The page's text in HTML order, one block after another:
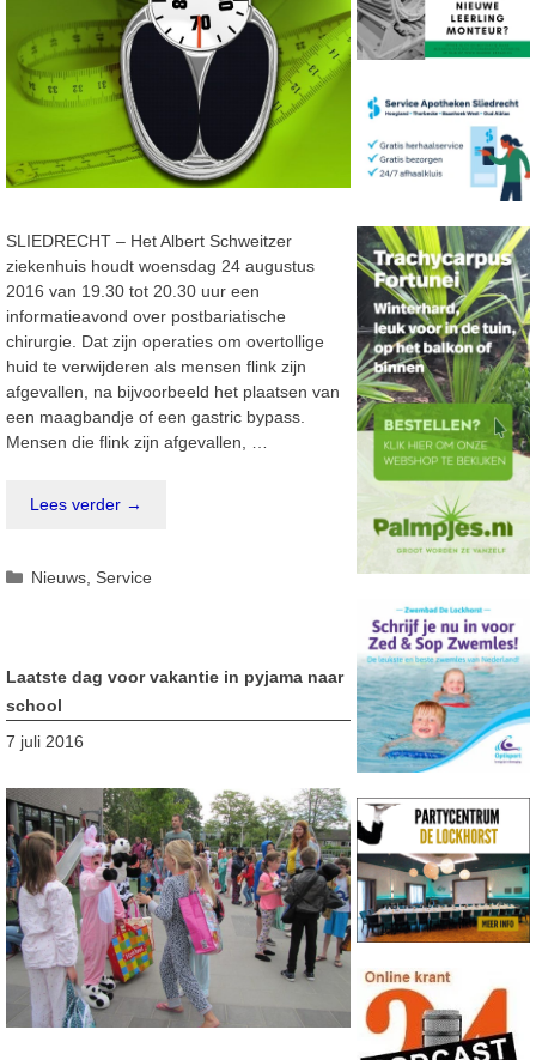
SLIEDRECHT – Het Albert Schweitzer
ziekenhuis houdt woensdag 24 augustus
2016 van 19.30 tot 20.30 uur een
informatieavond over postbariatische
chirurgie. Dat zijn operaties om overtollige
huid te verwijderen als mensen flink zijn
afgevallen, na bijvoorbeeld het plaatsen van
een maagbandje of een gastric bypass.
Mensen die flink zijn afgevallen, …
Lees verder →
Categorieën
Nieuws Service
Laatste dag voor vakantie in pyjama naar
school
7 juli 2016